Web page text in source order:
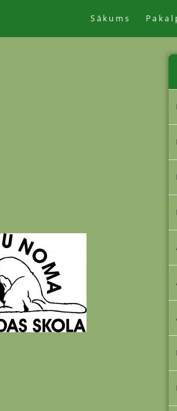
Sākums